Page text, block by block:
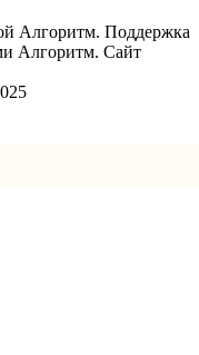
Алгоритм. Поддержка
Алгоритм. Сайт